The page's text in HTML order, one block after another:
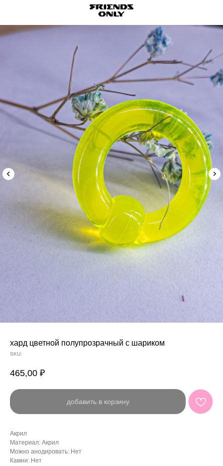
хард цветной полупрозрачный с шариком
SKU:
465,00 ₽
добавить в корзину
Акрил
Материал: Акрил
Можно анодировать: Нет
Камни: Нет